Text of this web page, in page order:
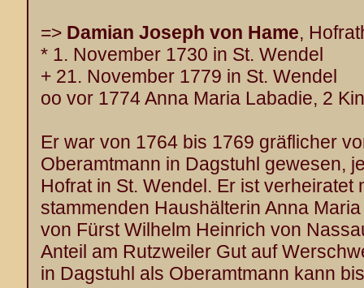
=> Damian Joseph von Hame,
* 1. November 1730 in St. Wendel
+ 21. November 1779 in St. Wendel
oo vor 1774 Anna Maria Labadie, 2
Er war von 1764 bis 1769 gräflicher
Oberamtmann in Dagstuhl gewesen,
Hofrat in St. Wendel. Er ist verheiratet
stammenden Haushälterin Anna
von Fürst Wilhelm Heinrich von
Anteil am Rutzweiler Gut auf
in Dagstuhl als Oberamtmann kann